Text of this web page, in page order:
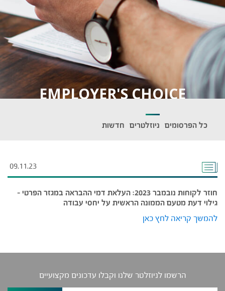
EMPLOYER'S CHOICE
כל הפרסומים ניוזלטרים חדשות
09.11.23
חוזר לקוחות נובמבר 2023: העלאת דמי ההבראה במגזר הפרטי –
גילוי דעת מטעם הממונה הראשית על יחסי עבודה
להמשך קריאה לחץ כאן
הרשמו לניוזלטר שלנו וקבלו עדכונים מקצועיים